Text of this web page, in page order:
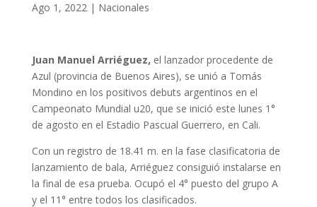
Ago 1, 2022| Nacionales
Juan Manuel Arriéguez, el lanzador procedente de
Azul (provincia de Buenos Aires), se unió a Tomás
Mondino en los positivos debuts argentinos en el
Campeonato Mundial u20, que se inició este lunes 1°
de agosto en el Estadio Pascual Guerrero, en Cali.
Con un registro de 18.41 m. en la fase clasificatoria de
lanzamiento de bala, Arriéguez consiguió instalarse en
la final de esa prueba. Ocupó el 4° puesto del grupo A
y el 11° entre todos los clasificados.